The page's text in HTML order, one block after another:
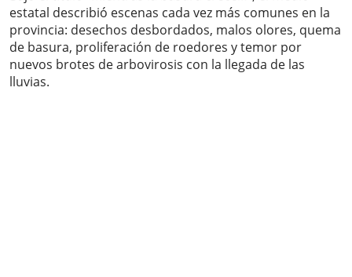
estatal describió escenas cada vez más comunes en la
provincia: desechos desbordados, malos olores, quema
de basura, proliferación de roedores y temor por
nuevos brotes de arbovirosis con la llegada de las
lluvias.